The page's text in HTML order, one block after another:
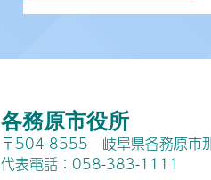
各務原市役所
〒504-8555 岐阜県各務原市
代表電話：058-383-1111